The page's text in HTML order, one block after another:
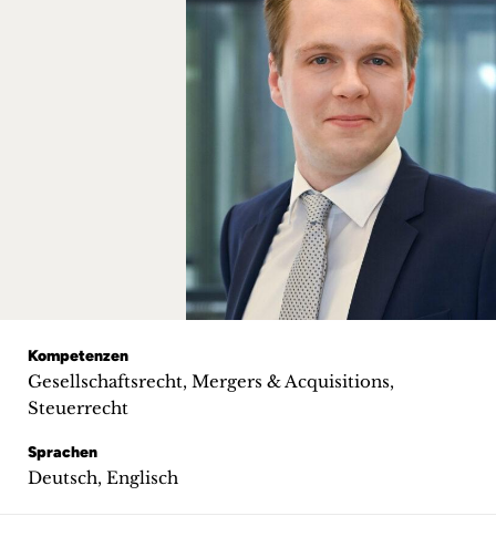
+
Team
Kompetenzen
Gesellschaftsrecht, Mergers & Acquisitions,
Steuerrecht
Sprachen
Deutsch, Englisch